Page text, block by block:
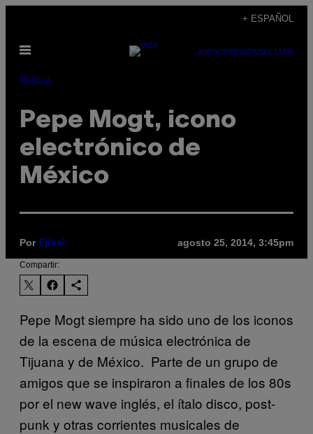
contenido
+ ESPAÑOL
Abrir
SUBSCRIBENEWSLETTER
Música
Pepe Mogt, icono
electrónico de
México
Por Ejival agosto 25, 2014, 3:45pm
Compartir:
Pepe Mogt siempre ha sido uno de los iconos
de la escena de música electrónica de
Tijuana y de México. Parte de un grupo de
amigos que se inspiraron a finales de los 80s
por el new wave inglés, el ítalo disco, post-
punk y otras corrientes musicales de